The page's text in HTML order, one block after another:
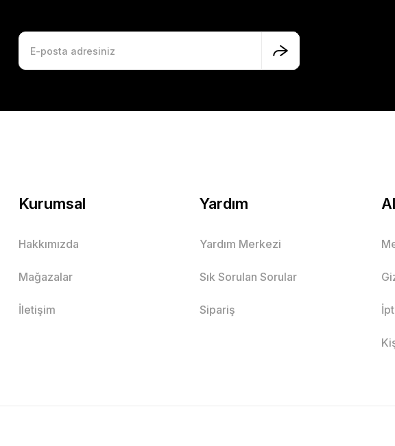
Kurumsal
Hakkımızda
Mağazalar
İletişim
Yardım
Yardım Merkezi
Sık Sorulan Sorular
Sipariş